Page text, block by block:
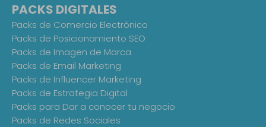
PACKS DIGITALES
Packs de Comercio Electrónico
Packs de Posicionamiento SEO
Packs de Imagen de Marca
Packs de Email Marketing
Packs de Influencer Marketing
Packs de Estrategia Digital
Packs para Dar a conocer tu negocio
Packs de Redes Sociales